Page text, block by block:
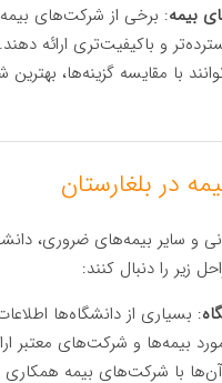
بیمه: برخی از شرکت‌های
و باکیفیت‌تری ارائه دهند.
با مقایسه گزینه‌ها،
و سایر بیمه‌های ضروری،
زیر را دنبال کنند:
: بسیاری از دانشگاه‌ها
بیمه‌ها و شرکت‌های معتبر
با شرکت‌های بیمه همکاری